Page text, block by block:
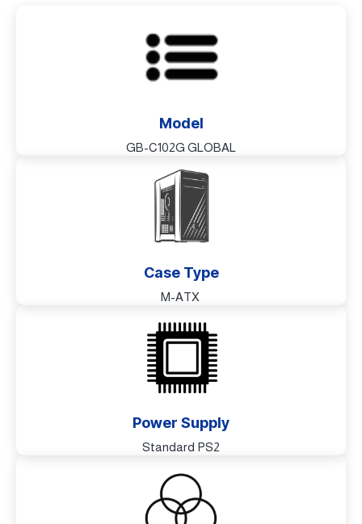
Model
GB-C102G GLOBAL
Case Type
Power Supply
Standard PS2